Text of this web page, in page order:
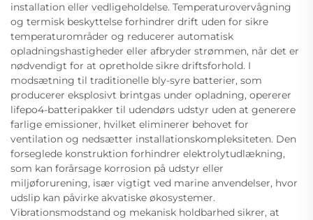
installation eller vedligeholdelse. Temperaturovervågning
og termisk beskyttelse forhindrer drift uden for sikre
temperaturområder og reducerer automatisk
opladningshastigheder eller afbryder strømmen, når det er
nødvendigt for at opretholde sikre driftsforhold. I
modsætning til traditionelle bly-syre batterier, som
producerer eksplosivt brintgas under opladning, opererer
lifepo4-batteripakker til udendørs udstyr uden at generere
farlige emissioner, hvilket eliminerer behovet for
ventilation og nedsætter installationskompleksiteten. Den
forseglede konstruktion forhindrer elektrolytudlækning,
som kan forårsage korrosion på udstyr eller
miljøforurening, især vigtigt ved marine anvendelser, hvor
udslip kan påvirke akvatiske økosystemer.
Vibrationsmodstand og mekanisk holdbarhed sikrer, at